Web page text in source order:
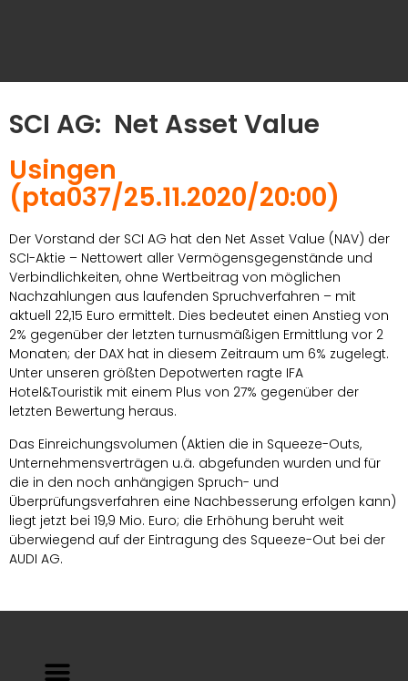
SCI AG: Net Asset Value
Usingen
(pta037/25.11.2020/20:00)
Der Vorstand der SCI AG hat den Net Asset Value (NAV) der
SCI-Aktie – Nettowert aller Vermögensgegenstände und
Verbindlichkeiten, ohne Wertbeitrag von möglichen
Nachzahlungen aus laufenden Spruchverfahren – mit
aktuell 22,15 Euro ermittelt. Dies bedeutet einen Anstieg von
2% gegenüber der letzten turnusmäßigen Ermittlung vor 2
Monaten; der DAX hat in diesem Zeitraum um 6% zugelegt.
Unter unseren größten Depotwerten ragte IFA
Hotel&Touristik mit einem Plus von 27% gegenüber der
letzten Bewertung heraus.
Das Einreichungsvolumen (Aktien die in Squeeze-Outs,
Unternehmensverträgen u.ä. abgefunden wurden und für
die in den noch anhängigen Spruch- und
Überprüfungsverfahren eine Nachbesserung erfolgen kann)
liegt jetzt bei 19,9 Mio. Euro; die Erhöhung beruht weit
überwiegend auf der Eintragung des Squeeze-Out bei der
AUDI AG.